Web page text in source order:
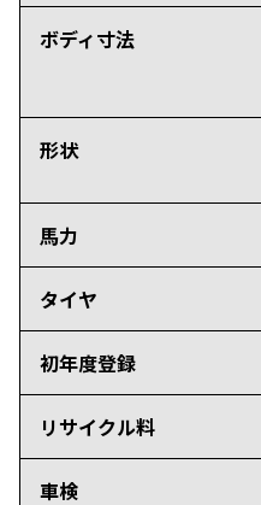
ボディ寸法
形状
馬力
タイヤ
初年度登録
リサイクル料
車検